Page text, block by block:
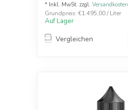
* Inkl. MwSt. zzgl. Versandkosten
Grundpreis: €1.495,00 / Liter
Auf Lager
Vergleichen